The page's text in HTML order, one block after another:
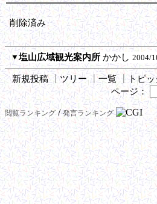
削除済み
▼塩山広域観光案内所 かかし 2004/
新規投稿┃ツリー┃一覧┃トピッ
ページ：
閲覧ランキング /発言ランキング